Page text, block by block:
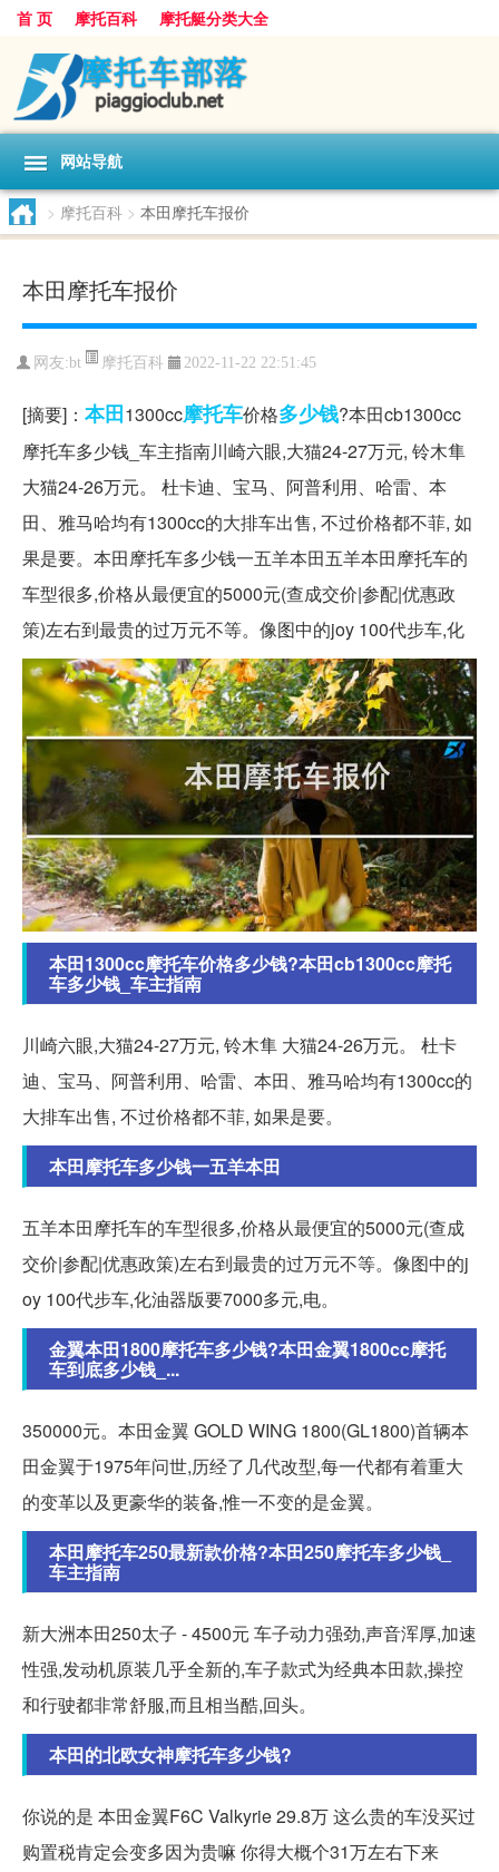
首 页 摩托百科 摩托艇分类大全
网站导航
> 摩托百科 > 本田摩托车报价
本田摩托车报价
网友:bt 摩托百科 2022-11-22 22:51:45
[摘要]： 本田1300cc摩托车价格多少钱?本田cb1300cc
摩托车多少钱_车主指南川崎六眼,大猫24-27万元, 铃木隼
大猫24-26万元。 杜卡迪、宝马、阿普利用、哈雷、本
田、雅马哈均有1300cc的大排车出售, 不过价格都不菲, 如
果是要。本田摩托车多少钱一五羊本田五羊本田摩托车的
车型很多,价格从最便宜的5000元(查成交价|参配|优惠政
策)左右到最贵的过万元不等。像图中的joy 100代步车,化
本田1300cc摩托车价格多少钱?本田cb1300cc摩托
车多少钱_车主指南
川崎六眼,大猫24-27万元, 铃木隼 大猫24-26万元。 杜卡
迪、宝马、阿普利用、哈雷、本田、雅马哈均有1300cc的
大排车出售, 不过价格都不菲, 如果是要。
本田摩托车多少钱一五羊本田
五羊本田摩托车的车型很多,价格从最便宜的5000元(查成
交价|参配|优惠政策)左右到最贵的过万元不等。像图中的j
oy 100代步车,化油器版要7000多元,电。
金翼本田1800摩托车多少钱?本田金翼1800cc摩托
车到底多少钱_...
350000元。本田金翼 GOLD WING 1800(GL1800)首辆本
田金翼于1975年问世,历经了几代改型,每一代都有着重大
的变革以及更豪华的装备,惟一不变的是金翼。
本田摩托车250最新款价格?本田250摩托车多少钱_
车主指南
新大洲本田250太子 - 4500元 车子动力强劲,声音浑厚,加速
性强,发动机原装几乎全新的,车子款式为经典本田款,操控
和行驶都非常舒服,而且相当酷,回头。
本田的北欧女神摩托车多少钱?
你说的是 本田金翼F6C Valkyrie 29.8万 这么贵的车没买过
购置税肯定会变多因为贵嘛 你得大概个31万左右下来